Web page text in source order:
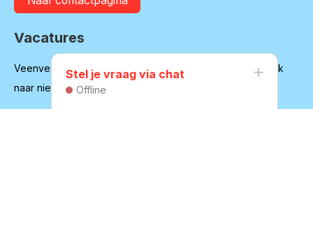
Vacatures
Veenvesters blijft in ontwikkeling en is regelmatig op zoek
naar nieuwe medewerkers
Stel je vraag via chat
Offline